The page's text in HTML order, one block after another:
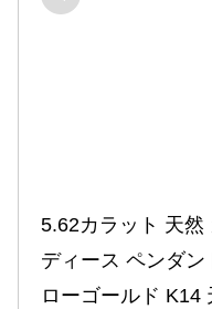
5.62カラット 天然
ディース ペンダ
ローゴールド K14